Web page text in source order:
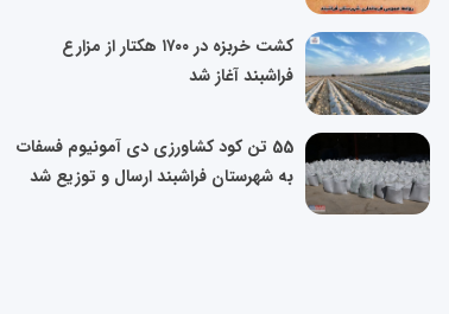
کشت خربزه در ۱۷۰۰ هکتار از مزارع
فراشبند آغاز شد
55 تن کود کشاورزی دی آمونیوم فسفات
به شهرستان فراشبند ارسال و توزیع شد